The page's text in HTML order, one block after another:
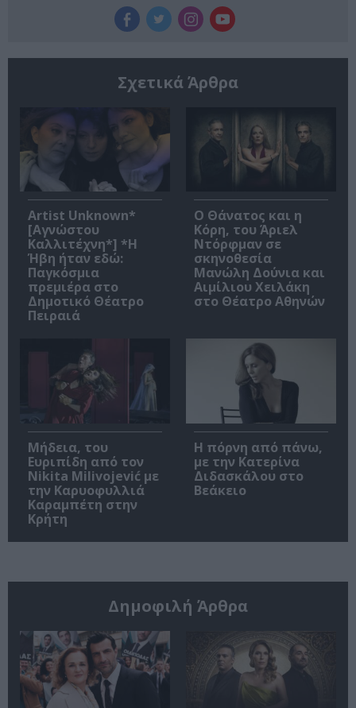
Σχετικά Άρθρα
Artist Unknown*
[Αγνώστου
Καλλιτέχνη*] *Η
Ήβη ήταν εδώ:
Παγκόσμια
πρεμιέρα στο
Δημοτικό Θέατρο
Πειραιά
Ο Θάνατος και η
Κόρη, του Άριελ
Ντόρφμαν σε
σκηνοθεσία
Μανώλη Δούνια και
Αιμίλιου Χειλάκη
στο Θέατρο Αθηνών
Μήδεια, του
Ευριπίδη από τον
Nikita Milivojević με
την Καρυοφυλλιά
Καραμπέτη στην
Κρήτη
Η πόρνη από πάνω,
με την Κατερίνα
Διδασκάλου στο
Βεάκειο
Δημοφιλή Άρθρα